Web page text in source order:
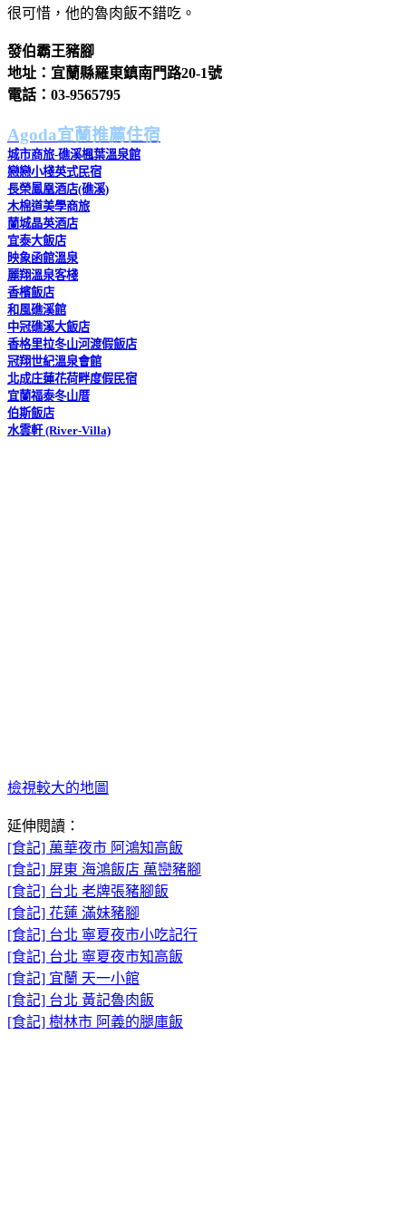
很可惜，他的魯肉飯不錯吃。
發伯霸王豬腳
地址：宜蘭縣羅東鎮南門路20-1號
電話：03-9565795
Agoda宜蘭推薦住宿
城市商旅-礁溪楓葉溫泉館
戀戀小棧英式民宿
長榮鳳凰酒店(礁溪)
木棉道美學商旅
蘭城晶英酒店
宜泰大飯店
映象函館溫泉
麗翔溫泉客棧
香檳飯店
和風礁溪館
中冠礁溪大飯店
香格里拉冬山河渡假飯店
冠翔世紀溫泉會館
北成庄蓮花荷畔度假民宿
宜蘭福泰冬山厝
伯斯飯店
水雲軒 (River-Villa)
檢視較大的地圖
延伸閱讀：
[食記] 萬華夜市 阿鴻知高飯
[食記] 屏東 海鴻飯店 萬巒豬腳
[食記] 台北 老牌張豬腳飯
[食記] 花蓮 滿妹豬腳
[食記] 台北 寧夏夜市小吃記行
[食記] 台北 寧夏夜市知高飯
[食記] 宜蘭 天一小館
[食記] 台北 黃記魯肉飯
[食記] 樹林市 阿義的腿庫飯